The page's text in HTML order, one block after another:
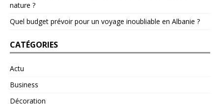
nature ?
Quel budget prévoir pour un voyage inoubliable en Albanie ?
CATÉGORIES
Actu
Business
Décoration